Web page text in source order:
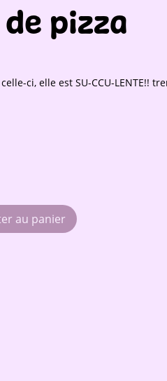
pizza
ci, elle est SU-CCU-LENTE!!